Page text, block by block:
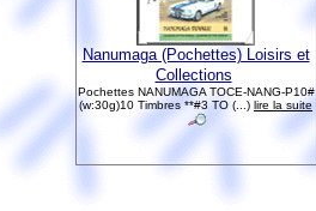
Nanumaga (Pochettes) Loisirs et
Collections
Pochettes NANUMAGA TOCE-NANG-P10#
(w:30g)10 Timbres **#3 TO (...) lire la suite